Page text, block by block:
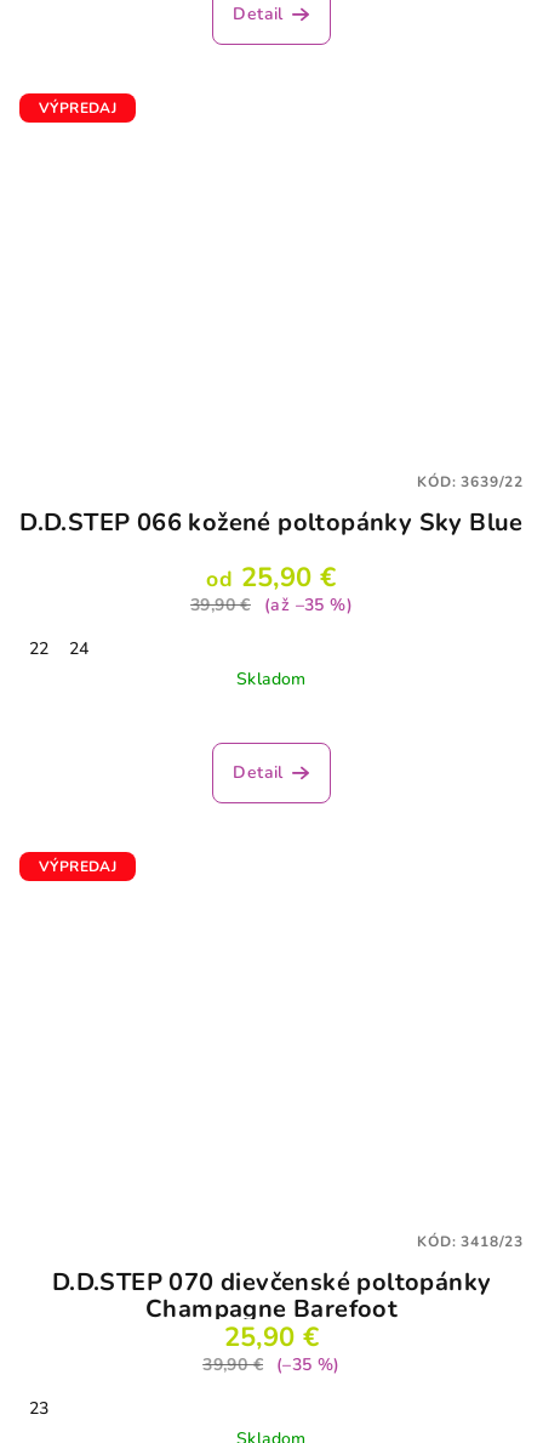
Detail
VÝPREDAJ
D.D.STEP 066 kožené poltopánky Sky Blue
od 25,90 €
39,90 €
(až –35 %)
22
24
Skladom
Detail
KÓD:3639/22
VÝPREDAJ
D.D.STEP 070 dievčenské poltopánky
Champagne Barefoot
25,90 €
39,90 €
(–35 %)
23
KÓD:3418/23